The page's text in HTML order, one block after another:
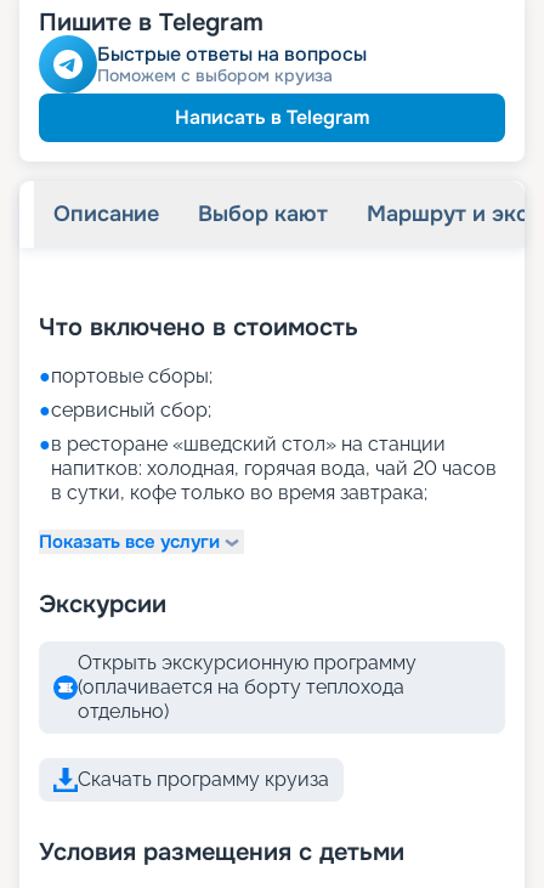
Пишите в Telegram
Быстрые ответы на вопросы
Поможем с выбором круиза
Написать в Telegram
Описание Выбор кают Маршрут и
Что включено в стоимость
●портовые сборы;
●сервисный сбор;
●в ресторане «шведский стол» на станции
напитков: холодная, горячая вода, чай 20 часов
в сутки, кофе только во время завтрака;
Показать все услуги
Экскурсии
Открыть экскурсионную программу
(оплачивается на борту теплохода
отдельно)
Скачать программу круиза
Условия размещения с детьми